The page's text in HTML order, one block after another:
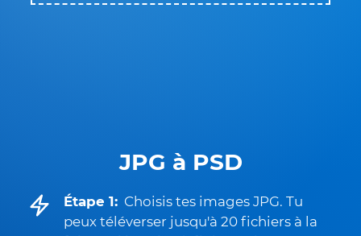
JPG à PSD
Étape 1: Choisis tes images JPG. Tu
peux téléverser jusqu'à 20 fichiers à la